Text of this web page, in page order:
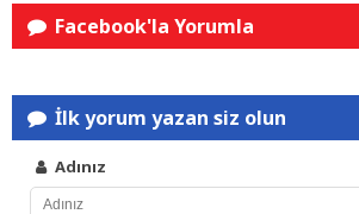
Facebook'la Yorumla
İlk yorum yazan siz olun
Adınız